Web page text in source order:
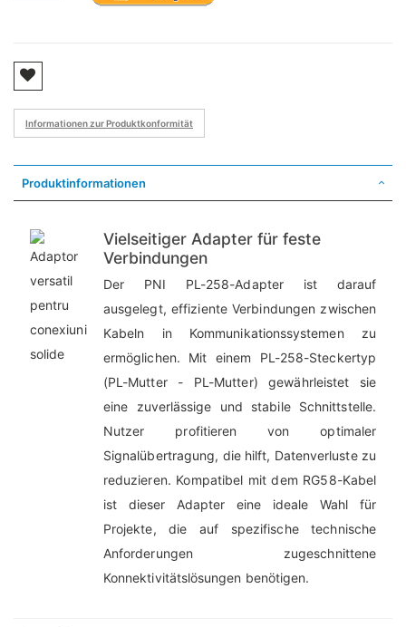
Informationen zur Produktkonformität
Produktinformationen
Vielseitiger Adapter für feste
Verbindungen
Der PNI PL-258-Adapter ist darauf
ausgelegt, effiziente Verbindungen zwischen
Kabeln in Kommunikationssystemen zu
ermöglichen. Mit einem PL-258-Steckertyp
(PL-Mutter - PL-Mutter) gewährleistet sie
eine zuverlässige und stabile Schnittstelle.
Nutzer profitieren von optimaler
Signalübertragung, die hilft, Datenverluste zu
reduzieren. Kompatibel mit dem RG58-Kabel
ist dieser Adapter eine ideale Wahl für
Projekte, die auf spezifische technische
Anforderungen zugeschnittene
Konnektivitätslösungen benötigen.